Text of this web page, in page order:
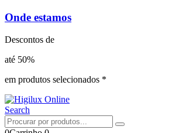
Onde estamos
Descontos de
até 50%
em produtos selecionados *
Search